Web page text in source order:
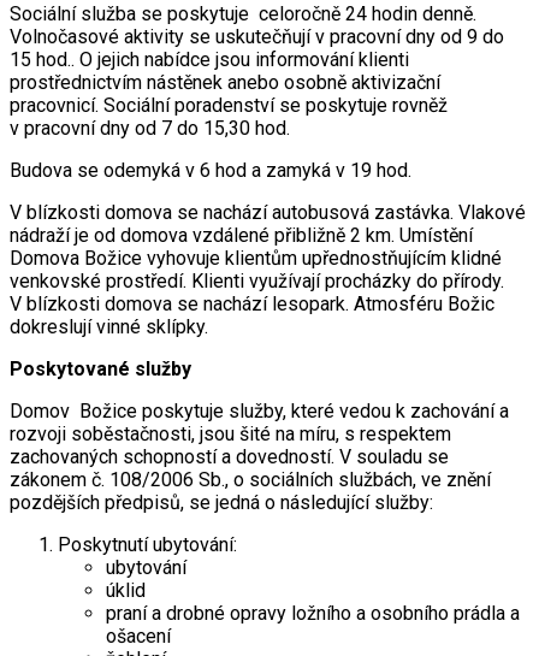
Sociální služba se poskytuje celoročně 24 hodin denně.
Volnočasové aktivity se uskutečňují v pracovní dny od 9 do
15 hod.. O jejich nabídce jsou informování klienti
prostřednictvím nástěnek anebo osobně aktivizační
pracovnicí. Sociální poradenství se poskytuje rovněž
v pracovní dny od 7 do 15,30 hod.
Budova se odemyká v 6 hod a zamyká v 19 hod.
V blízkosti domova se nachází autobusová zastávka. Vlakové
nádraží je od domova vzdálené přibližně 2 km. Umístění
Domova Božice vyhovuje klientům upřednostňujícím klidné
venkovské prostředí. Klienti využívají procházky do přírody.
V blízkosti domova se nachází lesopark. Atmosféru Božic
dokreslují vinné sklípky.
Poskytované služby
Domov Božice poskytuje služby, které vedou k zachování a
rozvoji soběstačnosti, jsou šité na míru, s respektem
zachovaných schopností a dovedností. V souladu se
zákonem č. 108/2006 Sb., o sociálních službách, ve znění
pozdějších předpisů, se jedná o následující služby:
Poskytnutí ubytování:
ubytování
úklid
praní a drobné opravy ložního a osobního prádla a
ošacení